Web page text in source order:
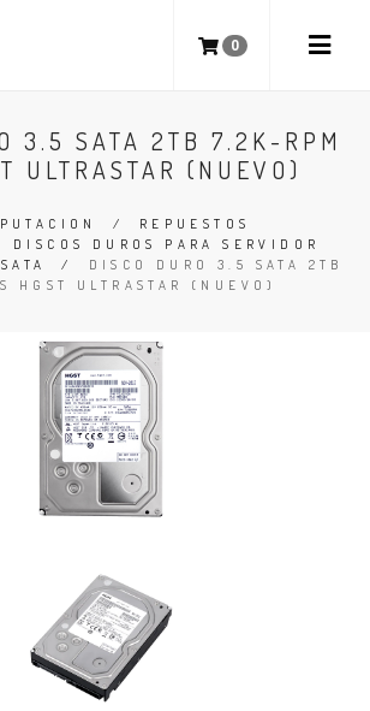
0
3.5 SATA 2TB 7.2K-RPM
ULTRASTAR (NUEVO)
/ REPUESTOS
DISCOS DUROS PARA SERVIDOR
/ DISCO DURO 3.5 SATA 2TB
HGST ULTRASTAR (NUEVO)